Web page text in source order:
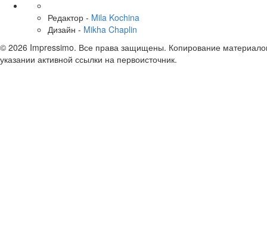
Редактор - Mila Kochina
Дизайн - Mikha Chaplin
© 2026 Impressimo. Все права защищены. Копирование
указании активной ссылки на первоисточник.